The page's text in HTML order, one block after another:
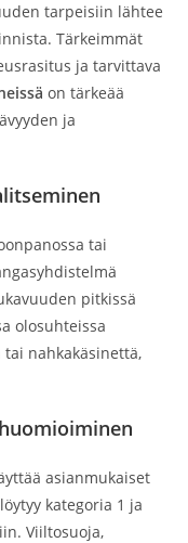
tarpeisiin lähtee
Tärkeimmät
ja tarvittava
on tärkeää
ja
tai
pitkissä
olosuhteissa
nahkakäsinettä,
asianmukaiset
kategoria 1 ja
Viiltosuoja,